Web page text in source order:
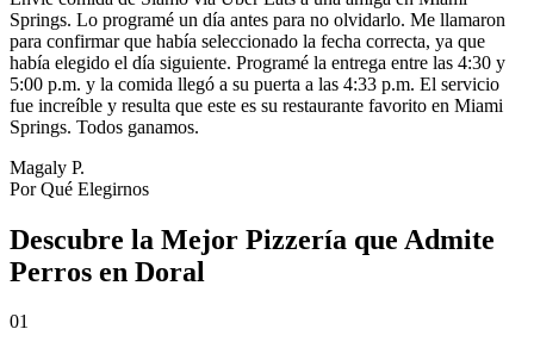
Springs. Lo programé un día antes para no olvidarlo. Me llamaron
para confirmar que había seleccionado la fecha correcta, ya que
había elegido el día siguiente. Programé la entrega entre las 4:30 y
5:00 p.m. y la comida llegó a su puerta a las 4:33 p.m. El servicio
fue increíble y resulta que este es su restaurante favorito en Miami
Springs. Todos ganamos.
Magaly P.
Por Qué Elegirnos
Descubre la Mejor Pizzería que Admite
Perros en Doral
01